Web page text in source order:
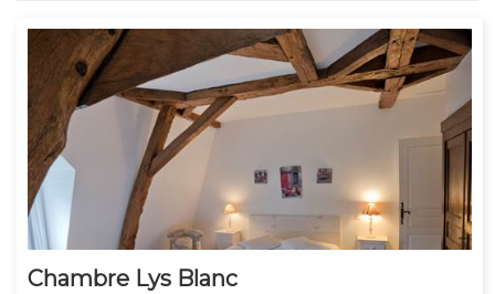
Chambre Lys Blanc